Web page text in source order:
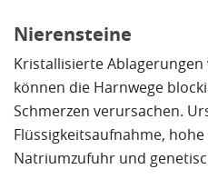
Nierensteine
Kristallisierte
können die Harnwege
Schmerzen verursachen.
Flüssigkeitsaufnahme,
Natriumzufuhr und